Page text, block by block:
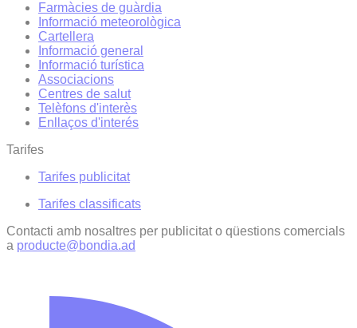
Farmàcies de guàrdia
Informació meteorològica
Cartellera
Informació general
Informació turística
Associacions
Centres de salut
Telèfons d'interès
Enllaços d'interés
Tarifes
Tarifes publicitat
Tarifes classificats
Contacti amb nosaltres per publicitat o qüestions comercials
a producte@bondia.ad